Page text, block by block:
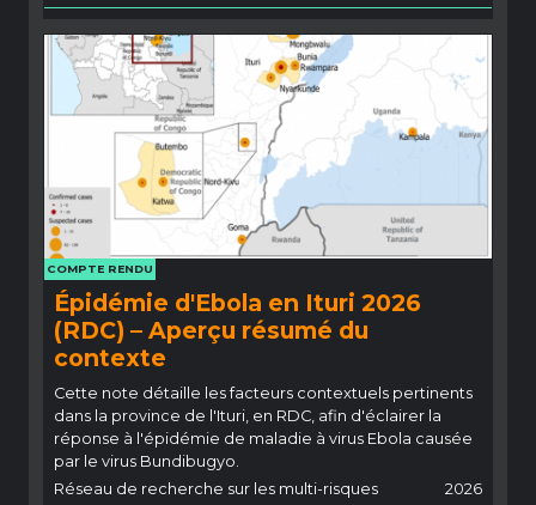
COMPTE RENDU
Épidémie d'Ebola en Ituri 2026
(RDC) – Aperçu résumé du
contexte
Cette note détaille les facteurs contextuels pertinents
dans la province de l'Ituri, en RDC, afin d'éclairer la
réponse à l'épidémie de maladie à virus Ebola causée
par le virus Bundibugyo.
Réseau de recherche sur les multi-risques
2026